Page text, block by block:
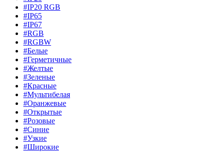
#IP20 RGB
#IP65
#IP67
#RGB
#RGBW
#Белые
#Герметичные
#Желтые
#Зеленые
#Красные
#Мультибелая
#Оранжевые
#Открытые
#Розовые
#Синие
#Узкие
#Широкие